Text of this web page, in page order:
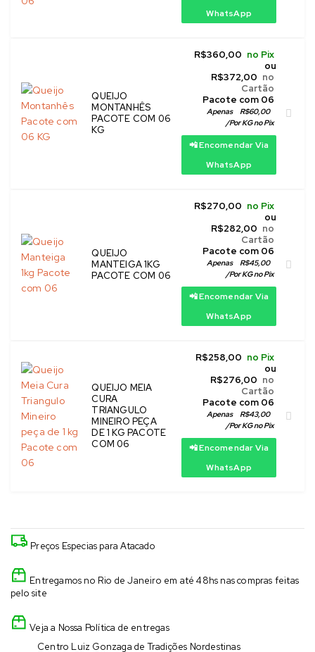
WhatsApp
QUEIJO
MONTANHÊS
PACOTE COM 06
KG
R$360,00 no Pix
ou
R$372,00 no
Cartão
Pacote com 06
Apenas R$60,00
/Por KG no Pix
📲 Encomendar Via
WhatsApp
QUEIJO
MANTEIGA 1KG
PACOTE COM 06
R$270,00 no Pix
ou
R$282,00 no
Cartão
Pacote com 06
Apenas R$45,00
/Por KG no Pix
📲 Encomendar Via
WhatsApp
QUEIJO MEIA
CURA
TRIANGULO
MINEIRO PEÇA
DE 1 KG PACOTE
COM 06
R$258,00 no Pix
ou
R$276,00 no
Cartão
Pacote com 06
Apenas R$43,00
/Por KG no Pix
📲 Encomendar Via
WhatsApp
Preços Especias para Atacado
Entregamos no Rio de Janeiro em até 48hs nas compras feitas
pelo site
Veja a Nossa Política de entregas
Centro Luiz Gonzaga de Tradições Nordestinas